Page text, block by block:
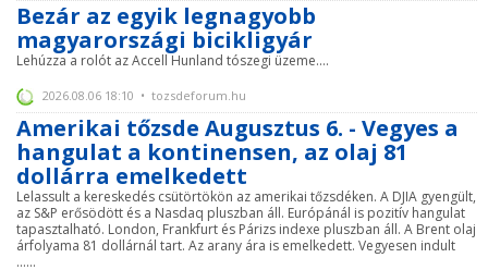
Bezár az egyik legnagyobb
magyarországi bicikligyár
Lehúzza a rolót az Accell Hunland tószegi üzeme....
2026.08.06 18:10 • tozsdeforum.hu
Amerikai tőzsde Augusztus 6. - Vegyes a
hangulat a kontinensen, az olaj 81
dollárra emelkedett
Lelassult a kereskedés csütörtökön az amerikai tőzsdéken. A DJIA gyengült,
az S&P erősödött és a Nasdaq pluszban áll. Európánál is pozitív hangulat
tapasztalható. London, Frankfurt és Párizs indexe pluszban áll. A Brent olaj
árfolyama 81 dollárnál tart. Az arany ára is emelkedett. Vegyesen indult
......